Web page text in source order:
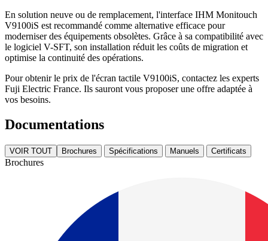
En solution neuve ou de remplacement, l'interface IHM Monitouch
V9100iS est recommandé comme alternative efficace pour
moderniser des équipements obsolètes. Grâce à sa compatibilité avec
le logiciel V-SFT, son installation réduit les coûts de migration et
optimise la continuité des opérations.
Pour obtenir le prix de l'écran tactile V9100iS, contactez les experts
Fuji Electric France. Ils sauront vous proposer une offre adaptée à
vos besoins.
Documentations
VOIR TOUT Brochures Spécifications Manuels Certificats
Brochures